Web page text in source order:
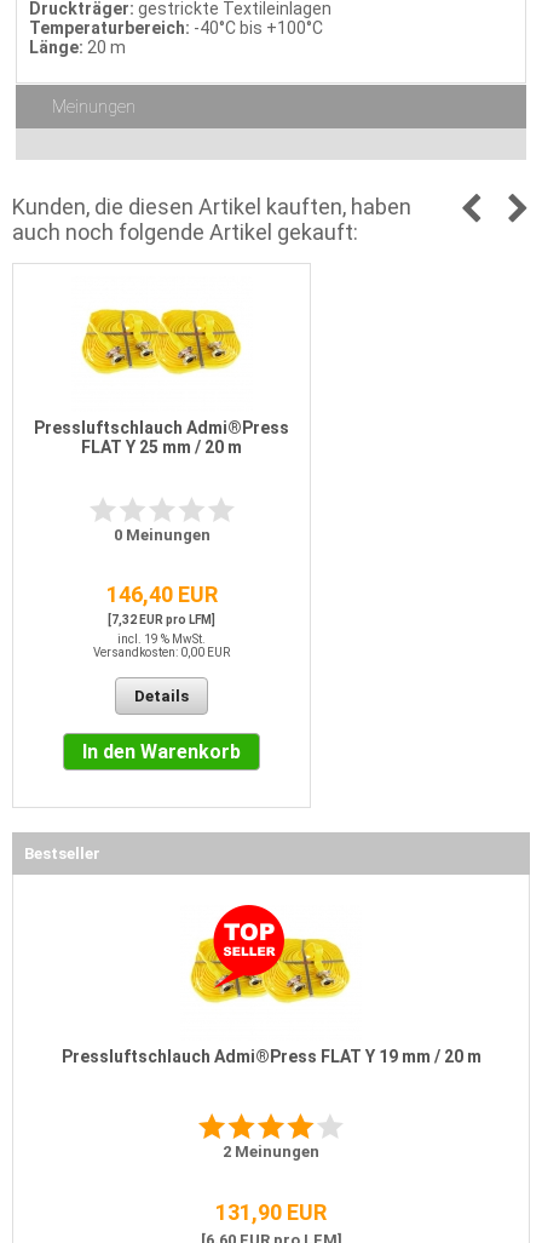
Druckträger: gestrickte Textileinlagen
Temperaturbereich: -40°C bis +100°C
Länge: 20 m
Meinungen
Kunden, die diesen Artikel kauften, haben
auch noch folgende Artikel gekauft:
Pressluftschlauch Admi®Press
FLAT Y 25 mm / 20 m
0Meinungen
146,40 EUR
[7,32 EUR pro LFM]
incl. 19 % MwSt.
Versandkosten: 0,00 EUR
Details
In den Warenkorb
Bestseller
Pressluftschlauch Admi®Press FLAT Y 19 mm / 20 m
2 Meinungen
131,90 EUR